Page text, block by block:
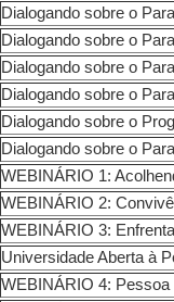
Dialogando sobre o
Dialogando sobre o
Dialogando sobre o
Dialogando sobre o
Dialogando sobre o
Dialogando sobre o
WEBINÁRIO 1:
WEBINÁRIO 2:
WEBINÁRIO 3:
Universidade Aberta à
WEBINÁRIO 4: